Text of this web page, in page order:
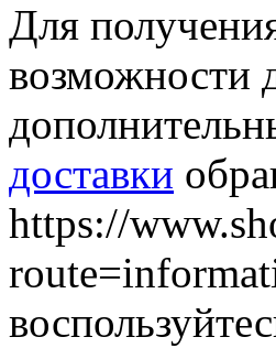
Для
возможности
доставки
https://